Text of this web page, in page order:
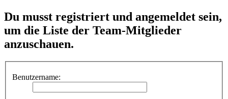
Du musst registriert und angemeldet sein,
um die Liste der Team-Mitglieder
anzuschauen.
Benutzername: